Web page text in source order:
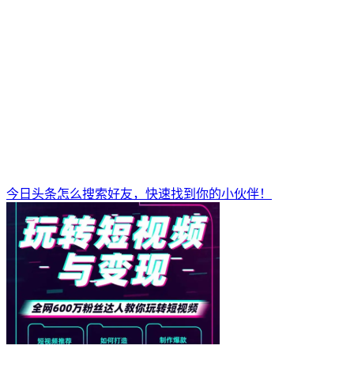
今日头条怎么搜索好友，快速找到你的小伙伴！